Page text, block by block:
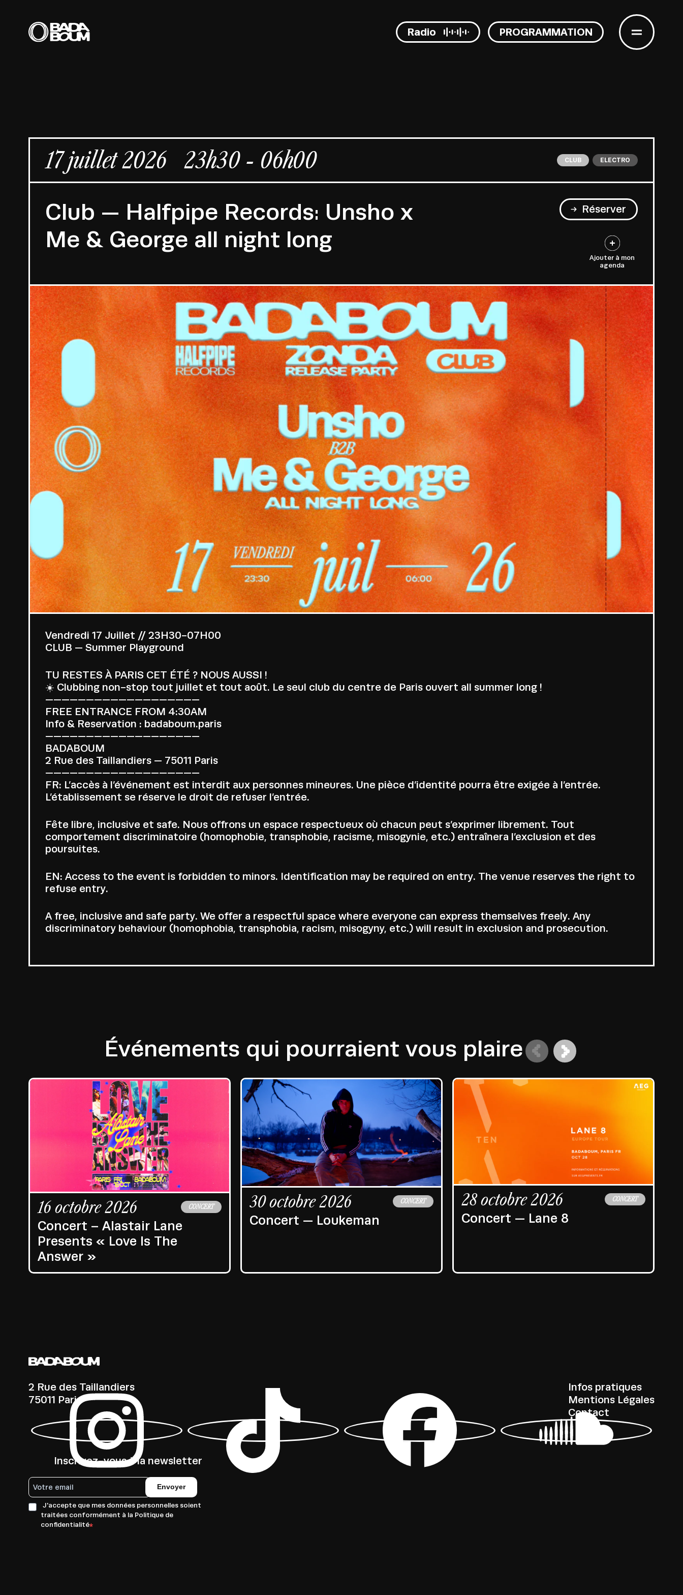
Radio PROGRAMMATION
17 juillet 2026 23h30 - 06h00 CLUB ELECTRO
Club — Halfpipe Records: Unsho x
Me & George all night long
Réserver
Ajouter à mon
agenda
Vendredi 17 Juillet // 23H30-07H00
CLUB — Summer Playground
TU RESTES À PARIS CET ÉTÉ ? NOUS AUSSI !
☀️ Clubbing non-stop tout juillet et tout août. Le seul club du centre de Paris ouvert all summer long !
———————————————————
FREE ENTRANCE FROM 4:30AM
Info & Reservation : badaboum.paris
———————————————————
BADABOUM
2 Rue des Taillandiers — 75011 Paris
———————————————————
FR: L’accès à l’événement est interdit aux personnes mineures. Une pièce d’identité pourra être exigée à l’entrée.
L’établissement se réserve le droit de refuser l’entrée.
Fête libre, inclusive et safe. Nous offrons un espace respectueux où chacun peut s’exprimer librement. Tout
comportement discriminatoire (homophobie, transphobie, racisme, misogynie, etc.) entraînera l’exclusion et des
poursuites.
EN: Access to the event is forbidden to minors. Identification may be required on entry. The venue reserves the right to
refuse entry.
A free, inclusive and safe party. We offer a respectful space where everyone can express themselves freely. Any
discriminatory behaviour (homophobia, transphobia, racism, misogyny, etc.) will result in exclusion and prosecution.
Événements qui pourraient vous plaire
16 octobre 2026 CONCERT
Concert – Alastair Lane
Presents « Love Is The
Answer »
30 octobre 2026 CONCERT
Concert — Loukeman
28 octobre 2026 CONCERT
Concert — Lane 8
2 Rue des Taillandiers
75011 Paris
Infos pratiques
Mentions Légales
Contact
Inscrivez-vous à la newsletter
Envoyer
J'accepte que mes données personnelles soient
traitées conformément à la Politique de
confidentialité